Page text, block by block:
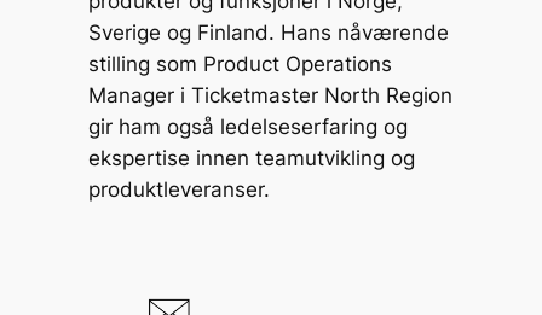
Sverige og Finland. Hans nåværende
stilling som Product Operations
Manager i Ticketmaster North Region
gir ham også ledelseserfaring og
ekspertise innen teamutvikling og
produktleveranser.